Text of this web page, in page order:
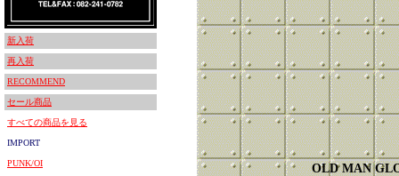
新入荷
再入荷
RECOMMEND
セール商品
すべての商品を見る
IMPORT
PUNK/OI OLD MAN